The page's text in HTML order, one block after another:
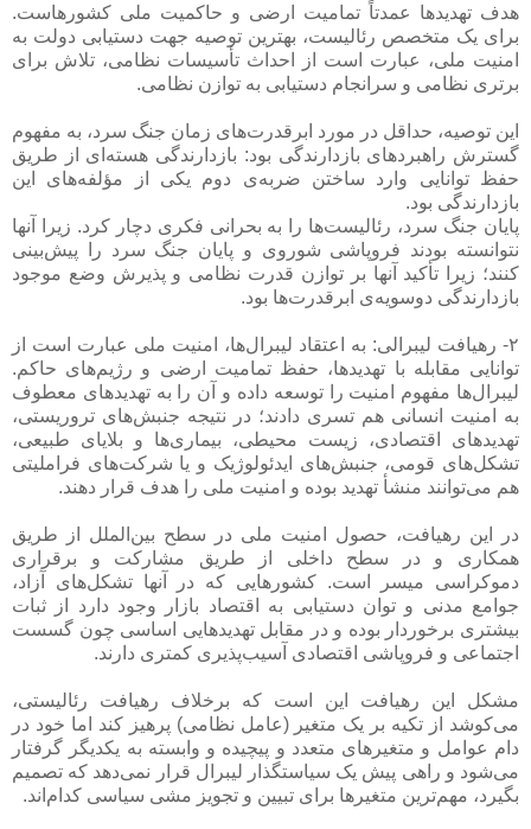
هدف تهدیدها عمدتاً تمامیت ارضی و حاکمیت ملی کشورهاست.
برای یک متخصص رئالیست، بهترین توصیه جهت دستیابی دولت به
امنیت ملی، عبارت است از احداث تأسیسات نظامی، تلاش برای
برتری نظامی و سرانجام دستیابی به توازن نظامی.
این توصیه، حداقل در مورد ابرقدرت‌های زمان جنگ سرد، به مفهوم
گسترش راهبردهای بازدارندگی بود: بازدارندگی هسته‌ای از طریق
حفظ توانایی وارد ساختن ضربه‌ی دوم یکی از مؤلفه‌های این
بازدارندگی بود.
پایان جنگ سرد، رئالیست‌ها را به بحرانی فکری دچار کرد. زیرا آنها
نتوانسته بودند فروپاشی شوروی و پایان جنگ سرد را پیش‌بینی
کنند؛ زیرا تأکید آنها بر توازن قدرت نظامی و پذیرش وضع موجود
بازدارندگی دوسویه‌ی ابرقدرت‌ها بود.
۲- رهیافت لیبرالی: به اعتقاد لیبرال‌ها، امنیت ملی عبارت است از
توانایی مقابله با تهدیدها، حفظ تمامیت ارضی و رژیم‌های حاکم.
لیبرال‌ها مفهوم امنیت را توسعه داده و آن را به تهدیدهای معطوف
به امنیت انسانی هم تسری دادند؛ در نتیجه جنبش‌های تروریستی،
تهدیدهای اقتصادی، زیست محیطی، بیماری‌ها و بلایای طبیعی،
تشکل‌های قومی، جنبش‌های ایدئولوژیک و یا شرکت‌های فراملیتی
هم می‌توانند منشأ تهدید بوده و امنیت ملی را هدف قرار دهند.
در این رهیافت، حصول امنیت ملی در سطح بین‌الملل از طریق
همکاری و در سطح داخلی از طریق مشارکت و برقراری
دموکراسی میسر است. کشورهایی که در آنها تشکل‌های آزاد،
جوامع مدنی و توان دستیابی به اقتصاد بازار وجود دارد از ثبات
بیشتری برخوردار بوده و در مقابل تهدیدهایی اساسی چون گسست
اجتماعی و فروپاشی اقتصادی آسیب‌پذیری کمتری دارند.
مشکل این رهیافت این است که برخلاف رهیافت رئالیستی،
می‌کوشد از تکیه بر یک متغیر (عامل نظامی) پرهیز کند اما خود در
دام عوامل و متغیرهای متعدد و پیچیده و وابسته به یکدیگر گرفتار
می‌شود و راهی پیش یک سیاستگذار لیبرال قرار نمی‌دهد که تصمیم
بگیرد، مهم‌ترین متغیرها برای تبیین و تجویز مشی سیاسی کدام‌اند.